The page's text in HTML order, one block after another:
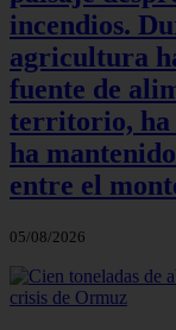
incendios.
agricultura
fuente de
territorio, ha
ha
entre el
05/08/2026